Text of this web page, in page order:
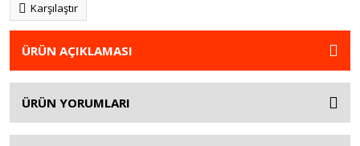
Karşılaştır
ÜRÜN AÇIKLAMASI
ÜRÜN YORUMLARI